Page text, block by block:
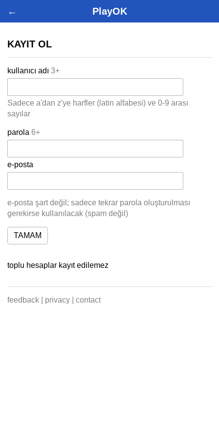
← PlayOK
KAYIT OL
kullanıcı adı 3+
Sadece a'dan z'ye harfler (latin alfabesi) ve 0-9 arası
sayılar
parola 6+
e-posta
e-posta şart değil; sadece tekrar parola oluşturulması
gerekirse kullanılacak (spam değil)
TAMAM
toplu hesaplar kayıt edilemez
feedback privacy contact